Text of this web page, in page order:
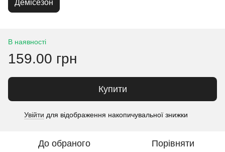
Демісезон
В наявності
159.00 грн
Купити
Увійти для відображення накопичувальної знижки
До обраного Порівняти